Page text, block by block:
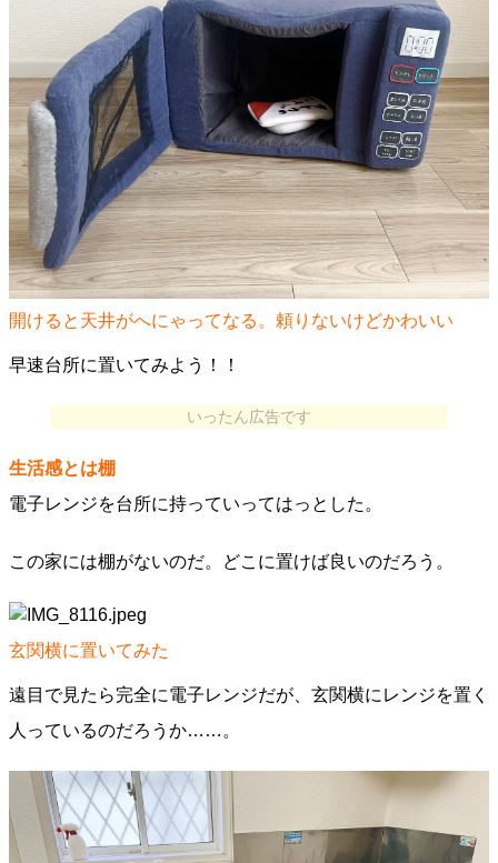
開けると天井がへにゃってなる。頼りないけどかわいい
早速台所に置いてみよう！！
いったん広告です
生活感とは棚
電子レンジを台所に持っていってはっとした。
この家には棚がないのだ。どこに置けば良いのだろう。
玄関横に置いてみた
遠目で見たら完全に電子レンジだが、玄関横にレンジを置く
人っているのだろうか……。